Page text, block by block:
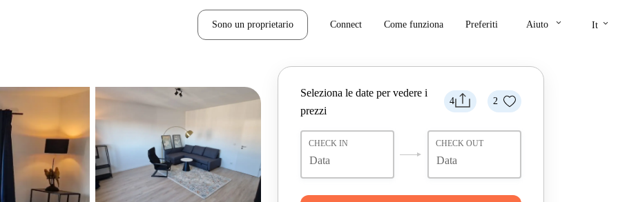
Sono un proprietario Connect Come funziona Preferiti Aiuto keyboard_arrow_down It keyboard_arrow_down
4 2
Seleziona le date per vedere i
prezzi
CHECK IN CHECK OUT